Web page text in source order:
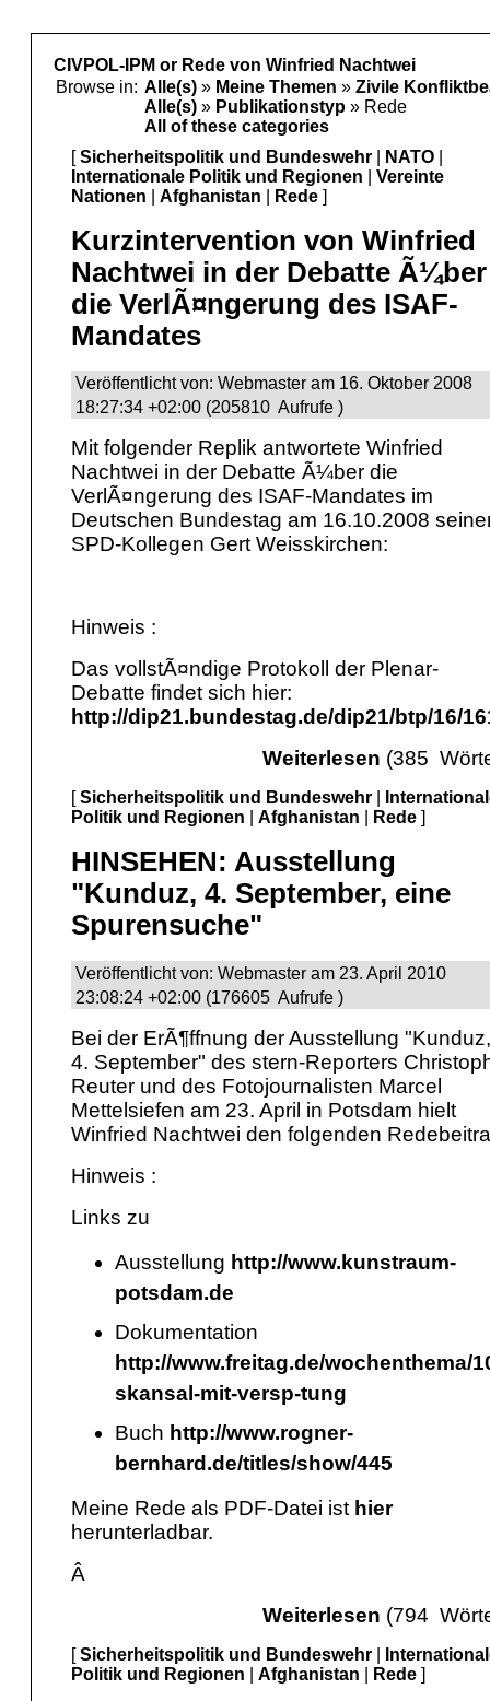
CIVPOL-IPM or Rede von Winfried Nachtwei
Browse in: Alle(s) » Meine Themen » Zivile
Alle(s) » Publikationstyp » Rede
All of these categories
[Sicherheitspolitik und Bundeswehr NATO
Internationale Politik und Regionen
Vereinte
Nationen
Afghanistan Rede ]
Kurzintervention von Winfried
Nachtwei in der Debatte Ã¼ber
die VerlÃ¤ngerung des ISAF-
Mandates
Veröffentlicht von: Webmaster am 16. Oktober 2008
18:27:34 +02:00 (205810 Aufrufe )
Mit folgender Replik antwortete Winfried
Nachtwei in der Debatte Ã¼ber die
VerlÃ¤ngerung des ISAF-Mandates im
Deutschen Bundestag am 16.10.2008
SPD-Kollegen Gert Weisskirchen:
Hinweis :
Das vollstÃ¤ndige Protokoll der Plenar-
Debatte findet sich hier:
http://dip21.bundestag.de/dip21/btp/16/
Weiterlesen (385
[Sicherheitspolitik und Bundeswehr
Politik und Regionen
Afghanistan Rede ]
HINSEHEN: Ausstellung
"Kunduz, 4. September, eine
Spurensuche"
Veröffentlicht von: Webmaster am 23. April 2010
23:08:24 +02:00 (176605 Aufrufe )
Bei der ErÃ¶ffnung der Ausstellung "Kunduz,
4. September" des stern-Reporters
Reuter und des Fotojournalisten Marcel
Mettelsiefen am 23. April in Potsdam hielt
Winfried Nachtwei den folgenden
Hinweis :
Links zu
Ausstellung http://www.kunstraum-
potsdam.de
Dokumentation
http://www.freitag.de/wochenthema/
skansal-mit-versp-tung
Buch http://www.rogner-
bernhard.de/titles/show/445
Meine Rede als PDF-Datei ist hier
herunterladbar.
Â
Weiterlesen (794
[Sicherheitspolitik und Bundeswehr
Politik und Regionen
Afghanistan Rede ]